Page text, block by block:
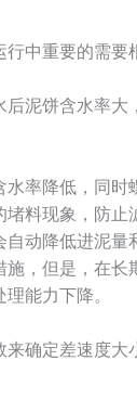
中重要的需要
泥饼含水率
率降低，同
料现象，防
动降低进泥
，但是，在
能力下降。
确定差速度